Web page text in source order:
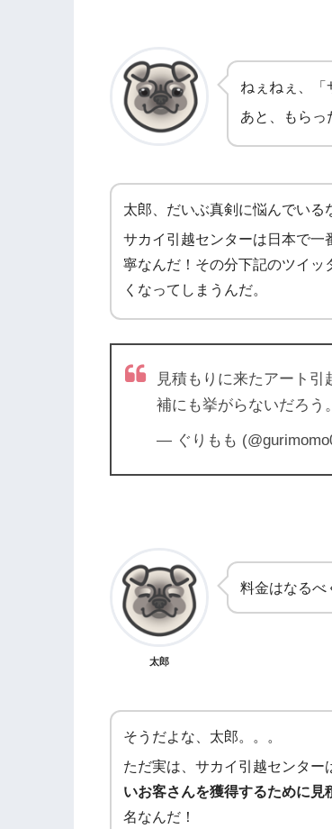
ねぇねぇ、「
あと、もらっ
太郎、だいぶ真剣に悩んでいる
サカイ引越センターは日本で
寧なんだ！その分下記のツイッ
くなってしまうんだ。
見積もりに来たアート
補にも挙がらないだろう
— ぐりもも
太郎
料金はなるべ
そうだよな、太郎。。。
ただ実は、サカイ引越センター
いお客さんを獲得するために
名なんだ！